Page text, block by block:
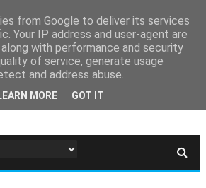
de
from Google to deliver its services
Your IP address and user-agent are
with performance and security
of service, generate usage
and address abuse.
MORE GOT IT